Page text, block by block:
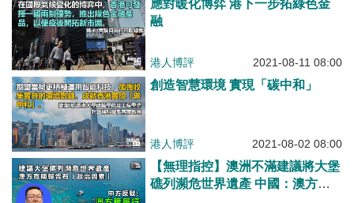
應對暖化博弈 港下一步拓綠色金
融
港人博評 2021-08-11 08:00
創造智慧環境 實現「碳中和」
港人博評 2021-08-02 08:00
【無理指控】澳洲不滿建議將大堡
礁列瀕危世界遺產 中國：澳方應